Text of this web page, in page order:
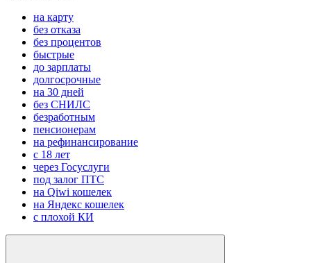
на карту
без отказа
без процентов
быстрые
до зарплаты
долгосрочные
на 30 дней
без СНИЛС
безработным
пенсионерам
на рефинансирование
с 18 лет
через Госуслуги
под залог ПТС
на Qiwi кошелек
на Яндекс кошелек
с плохой КИ